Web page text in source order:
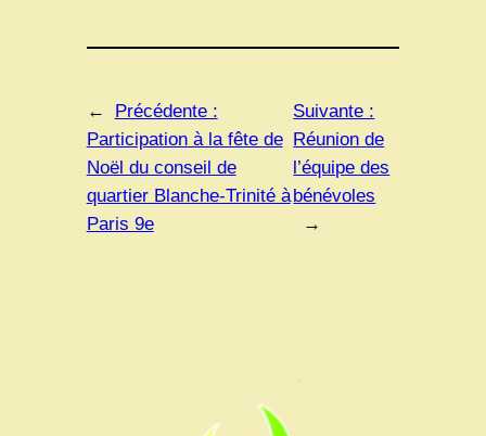
←
Précédente :
Participation à la fête de
Noël du conseil de
quartier Blanche-Trinité à
Paris 9e
Suivante :
Réunion de
l’équipe des
bénévoles
→